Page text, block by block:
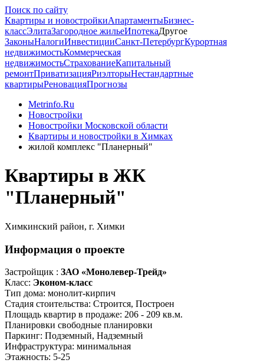
Поиск по сайту
Квартиры и новостройкиАпартаментыБизнес-
классЭлитаЗагородное жильеИпотекаДругое
ЗаконыНалогиИнвестицииСанкт-ПетербургКурортная
недвижимостьКоммерческая
недвижимостьСтрахованиеКапитальный
ремонтПриватизацияРиэлторыНестандартные
квартирыРеновацияПрогнозы
Metrinfo.Ru
Новостройки
Новостройки Московской области
Квартиры и новостройки в Химках
жилой комплекс "Планерный"
Квартиры в ЖК
"Планерный"
Химкинский район, г. Химки
Информация о проекте
Застройщик : ЗАО «Монолевер-Трейд»
Класс: Эконом-класс
Тип дома: монолит-кирпич
Стадия стоительства: Строится, Построен
Площадь квартир в продаже: 206 - 209 кв.м.
Планировки свободные планировки
Паркинг: Подземный, Надземный
Инфраструктура: минимальная
Этажность: 5-25